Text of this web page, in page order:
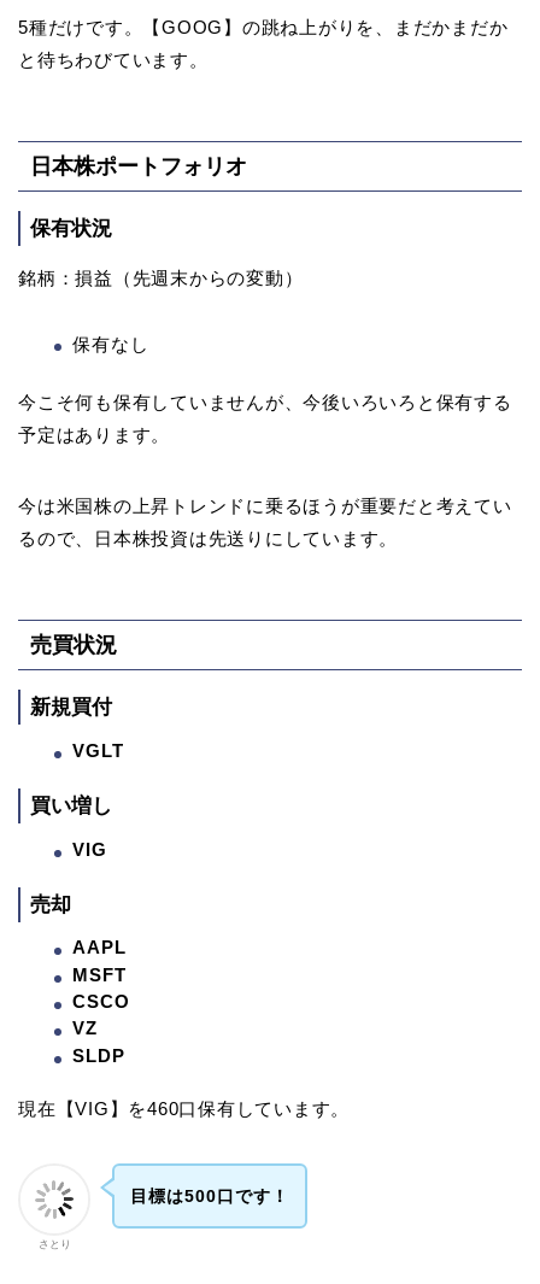
5種だけです。【GOOG】の跳ね上がりを、まだかまだか
と待ちわびています。
日本株ポートフォリオ
保有状況
銘柄：損益（先週末からの変動）
保有なし
今こそ何も保有していませんが、今後いろいろと保有する
予定はあります。
今は米国株の上昇トレンドに乗るほうが重要だと考えてい
るので、日本株投資は先送りにしています。
売買状況
新規買付
VGLT
買い増し
VIG
売却
AAPL
MSFT
CSCO
VZ
SLDP
現在【VIG】を460口保有しています。
さとり
目標は500口です！